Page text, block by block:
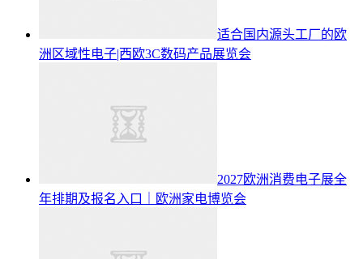
适合国内源头工厂的欧
洲区域性电子|西欧3C数码产品展览会
2027欧洲消费电子展全
年排期及报名入口｜欧洲家电博览会